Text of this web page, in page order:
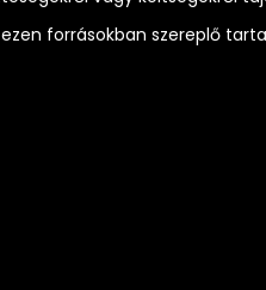
forrásokban szereplő